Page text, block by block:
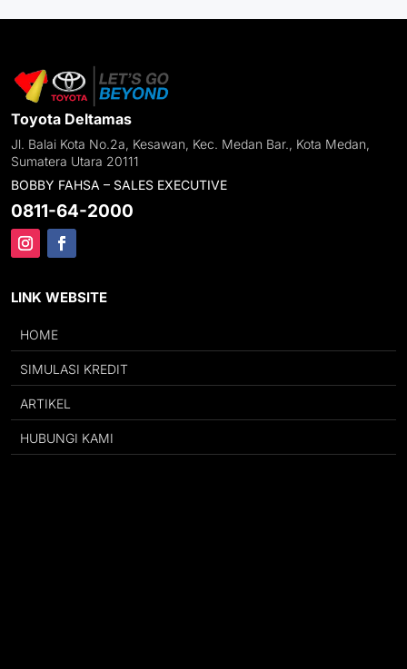
Toyota Deltamas
Jl. Balai Kota No.2a, Kesawan, Kec. Medan Bar., Kota Medan,
Sumatera Utara 20111
BOBBY FAHSA – SALES EXECUTIVE
0811-64-2000
LINK WEBSITE
HOME
SIMULASI KREDIT
ARTIKEL
HUBUNGI KAMI